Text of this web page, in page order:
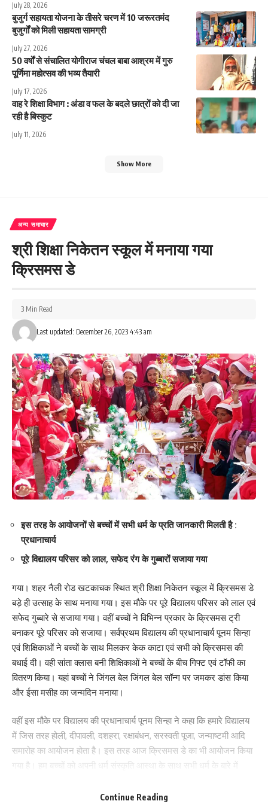
July 28, 2026
बुजुर्ग सहायता योजना के तीसरे चरण में 10 जरूरतमंद
बुजुर्गों को मिली सहायता सामग्री
July 27, 2026
50 वर्षों से संचालित योगीराज चंचल बाबा आश्रम में गुरु
पूर्णिमा महोत्सव की भव्य तैयारी
July 17, 2026
वाह रे शिक्षा विभाग : अंडा व फल के बदले छात्रों को दी जा
रही है बिस्कुट
July 11, 2026
Show More
अन्य समाचार
श्री शिक्षा निकेतन स्कूल में मनाया गया
क्रिसमस डे
Last updated: December 26, 2023 4:43 am
3 Min Read
इस तरह के आयोजनों से बच्चों में सभी धर्म के प्रति जानकारी मिलती है :
प्रधानाचार्य
पूरे विद्यालय परिसर को लाल, सफेद रंग के गुब्बारों सजाया गया
गया। शहर नैली रोड खटकाचक स्थित श्री शिक्षा निकेतन स्कूल में क्रिसमस डे
बड़े ही उत्साह के साथ मनाया गया। इस मौके पर पूरे विद्यालय परिसर को लाल एवं
सफेद गुब्बारे से सजाया गया। वहीं बच्चों ने विभिन्न प्रकार के क्रिसमस ट्री
बनाकर पूरे परिसर को सजाया। सर्वप्रथम विद्यालय की प्रधानाचार्य पूनम सिन्हा
एवं शिक्षिकाओं ने बच्चों के साथ मिलकर केक काटा एवं सभी को क्रिसमस की
बधाई दी। वही सांता क्लास बनी शिक्षिकाओं ने बच्चों के बीच गिफ्ट एवं टॉफी का
वितरण किया। यहां बच्चों ने जिंगल बेल जिंगल बेल सॉन्ग पर जमकर डांस किया
और ईसा मसीह का जन्मदिन मनाया।
वहीं इस मौके पर विद्यालय की प्रधानाचार्य पूनम सिन्हा ने कहा कि हमारे विद्यालय
में जिस तरह होली, दीपावली, दशहरा, रक्षाबंधन, सरस्वती पूजा, जन्माष्टमी आदि
समारोह का आयोजन होता है। इस तरह आज क्रिसमस डे का भी आयोजन किया
गया है। हम बच्चों को अपनी धर्म संस्कृति आस्था के साथ सभी धर्म के बारे में
रखता है। इस तरह विद्यालय में भी सभी धर्मो का सम्मान करते हुए आज क्रिसमस
Continue Reading